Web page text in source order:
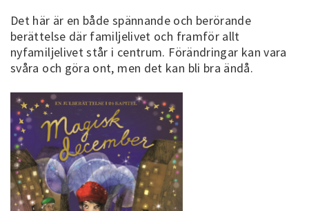
Det här är en både spännande och berörande
berättelse där familjelivet och framför allt
nyfamiljelivet står i centrum. Förändringar kan vara
svåra och göra ont, men det kan bli bra ändå.